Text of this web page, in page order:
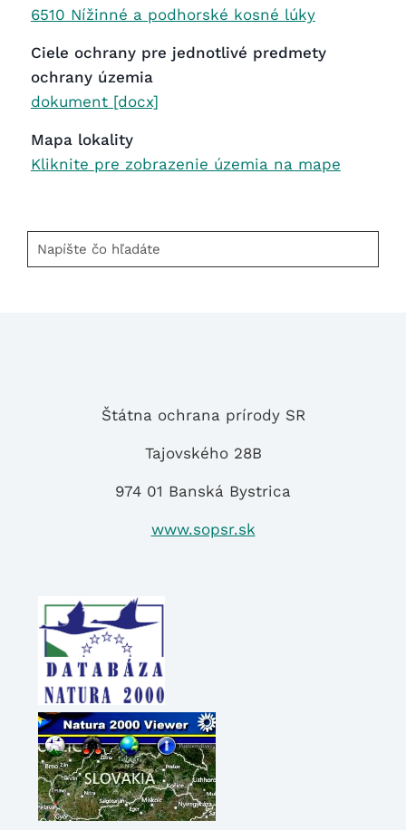
6510 Nížinné a podhorské kosné lúky
Ciele ochrany pre jednotlivé predmety
ochrany územia
dokument [docx]
Mapa lokality
Kliknite pre zobrazenie územia na mape
Napíšte
čo
Štátna ochrana prírody SR
Tajovského 28B
974 01 Banská Bystrica
www.sopsr.sk